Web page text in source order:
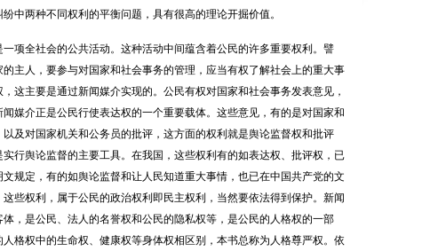
中两种不同权利的平衡问题，具有很高的理论开掘价值。
全社会的公共活动。这种活动中间蕴含着公民的许多重要权利。譬
主人，要参与对国家和社会事务的管理，应当有权了解社会上的重大事
这主要是通过新闻媒介实现的。公民有权对国家和社会事务发表意见，
媒介正是公民行使表达权的一个重要载体。这些意见，有的是对国家和
及对国家机关和公务员的批评，这方面的权利就是舆论监督权和批评
行舆论监督的主要工具。在我国，这些权利有的如表达权、批评权，已
文规定，有的如舆论监督和让人民知道重大事情，也已在中国共产党的文
些权利，属于公民的政治权利即民主权利，当然要依法得到保护。新闻
，是公民、法人的名誉权和公民的隐私权等，是公民的人格权的一部
格权中的生命权、健康权等身体权相区别，本书总称为人格尊严权。依